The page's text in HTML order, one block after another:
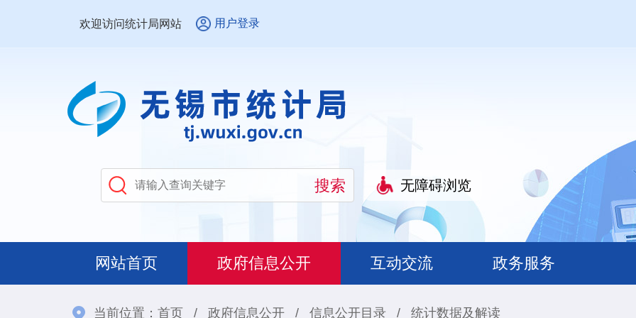
欢迎访问统计局网站 用户登录
无障碍浏览
网站首页 政府信息公开 互动交流 政务服务
当前位置： 首页 / 政府信息公开 / 信息公开目录 / 统计数据及解读